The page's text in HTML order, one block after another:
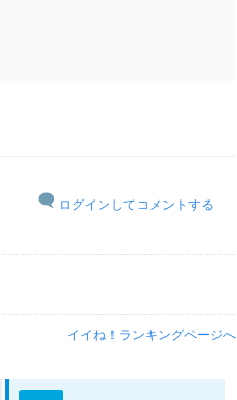
ログインしてコメントする
イイね！ランキングページへ